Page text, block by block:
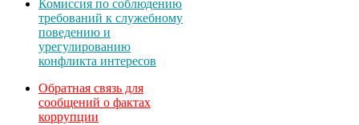
Комиссия по соблюдению
требований к служебному
поведению и
урегулированию
конфликта интересов
Обратная связь для
сообщений о фактах
коррупции